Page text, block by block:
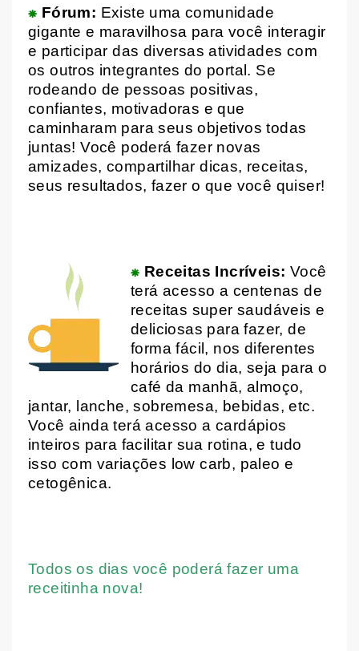
⁕ Fórum: Existe uma comunidade
gigante e maravilhosa para você interagir
e participar das diversas atividades com
os outros integrantes do portal. Se
rodeando de pessoas positivas,
confiantes, motivadoras e que
caminharam para seus objetivos todas
juntas! Você poderá fazer novas
amizades, compartilhar dicas, receitas,
seus resultados, fazer o que você quiser!
⁕ Receitas Incríveis: Você
terá acesso a centenas de
receitas super saudáveis e
deliciosas para fazer, de
forma fácil, nos diferentes
horários do dia, seja para o
café da manhã, almoço,
jantar, lanche, sobremesa, bebidas, etc.
Você ainda terá acesso a cardápios
inteiros para facilitar sua rotina, e tudo
isso com variações low carb, paleo e
cetogênica.
Todos os dias você poderá fazer uma
receitinha nova!